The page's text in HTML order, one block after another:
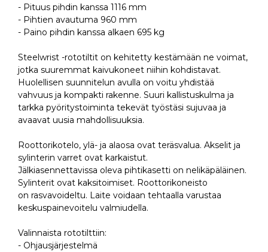
- Pituus pihdin kanssa 1116 mm
- Pihtien avautuma 960 mm
- Paino pihdin kanssa alkaen 695 kg
Steelwrist -rototiltit on kehitetty kestämään ne voimat,
jotka suuremmat kaivukoneet niihin kohdistavat.
Huolellisen suunnitelun avulla on voitu yhdistää
vahvuus ja kompakti rakenne. Suuri kallistuskulma ja
tarkka pyöritystoiminta tekevät työstäsi sujuvaa ja
avaavat uusia mahdollisuuksia.
Roottorikotelo, ylä- ja alaosa ovat teräsvalua. Akselit ja
sylinterin varret ovat karkaistut.
Jälkiasennettavissa oleva pihtikasetti on nelikäpäläinen.
Sylinterit ovat kaksitoimiset. Roottorikoneisto
on rasvavoideltu. Laite voidaan tehtaalla varustaa
keskuspainevoitelu valmiudella.
Valinnaista rototilttiin:
- Ohjausjärjestelmä